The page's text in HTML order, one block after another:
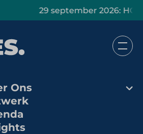
29 september 2026: HOMiES
Ons